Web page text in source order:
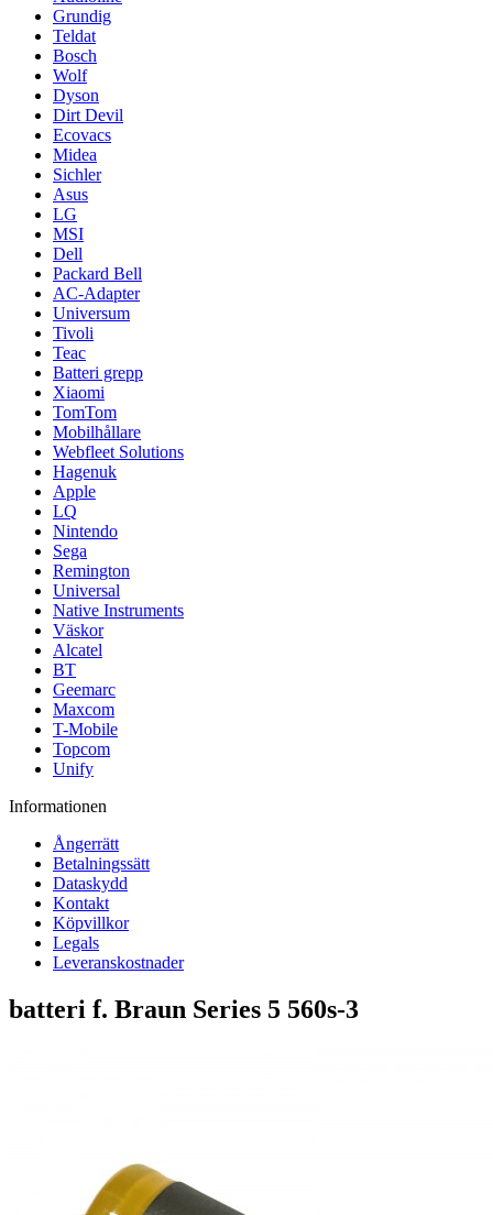
Grundig
Teldat
Bosch
Wolf
Dyson
Dirt Devil
Ecovacs
Midea
Sichler
Asus
LG
MSI
Dell
Packard Bell
AC-Adapter
Universum
Tivoli
Teac
Batteri grepp
Xiaomi
TomTom
Mobilhållare
Webfleet Solutions
Hagenuk
Apple
LQ
Nintendo
Sega
Remington
Universal
Native Instruments
Väskor
Alcatel
BT
Geemarc
Maxcom
T-Mobile
Topcom
Unify
Informationen
Ångerrätt
Betalningssätt
Dataskydd
Kontakt
Köpvillkor
Legals
Leveranskostnader
batteri f. Braun Series 5 560s-3